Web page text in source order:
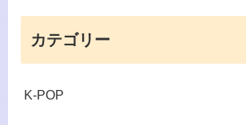
カテゴリー
K-POP